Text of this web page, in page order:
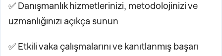
✅ Danışmanlık hizmetlerinizi, metodolojinizi ve
uzmanlığınızı açıkça sunun
✅ Etkili vaka çalışmalarını ve kanıtlanmış başarı